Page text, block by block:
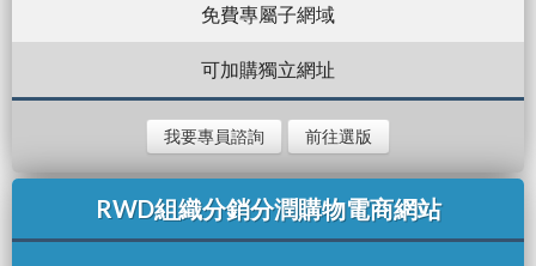
免費專屬子網域
可加購獨立網址
我要專員諮詢 前往選版
RWD組織分銷分潤購物電商網站